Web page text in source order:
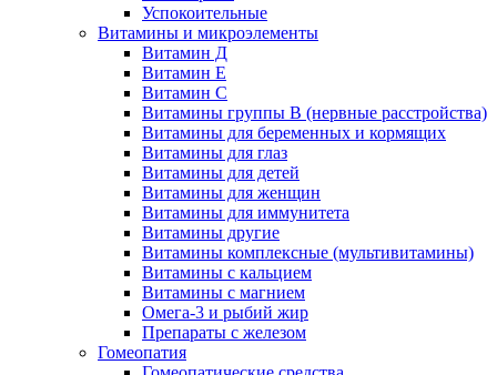
Успокоительные
Витамины и микроэлементы
Витамин Д
Витамин Е
Витамин С
Витамины группы В (нервные расстройства)
Витамины для беременных и кормящих
Витамины для глаз
Витамины для детей
Витамины для женщин
Витамины для иммунитета
Витамины другие
Витамины комплексные (мультивитамины)
Витамины с кальцием
Витамины с магнием
Омега-3 и рыбий жир
Препараты с железом
Гомеопатия